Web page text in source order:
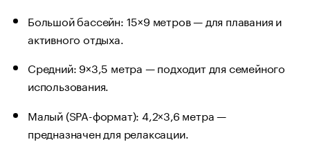
Большой бассейн: 15×9 метров — для плавания и
активного отдыха.
Средний: 9×3,5 метра — подходит для семейного
использования.
Малый (SPA-формат): 4,2×3,6 метра —
предназначен для релаксации.